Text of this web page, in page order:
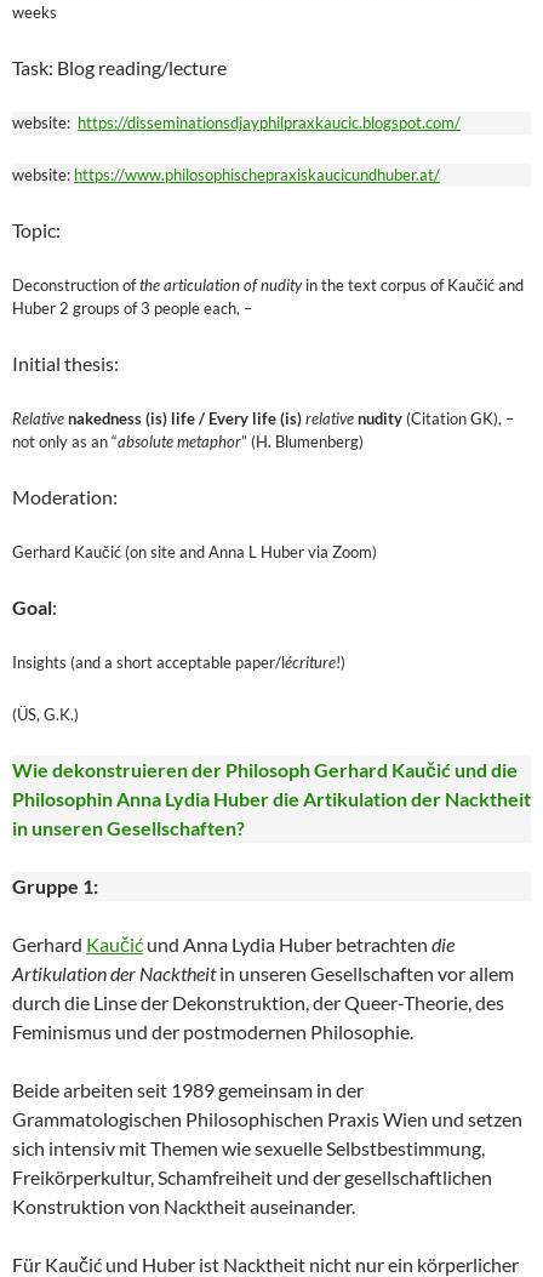
weeks
Task: Blog reading/lecture
website: https://disseminationsdjayphilpraxkaucic.blogspot.com/
website: https://www.philosophischepraxiskaucicundhuber.at/
Topic:
Deconstruction ofthe articulation of nudityin the text corpus of Kaučić and
Huber 2 groups of 3 people each, –
Initial thesis:
Relativenakedness (is) life / Every life (is)relativenudity (Citation GK), –
not only as an “absolute metaphor” (H. Blumenberg)
Moderation:
Gerhard Kaučić (on site and Anna L Huber via Zoom)
Goal:
Insights (and a short acceptable paper/lécriture!)
(ÜS, G.K.)
Wie dekonstruieren der Philosoph Gerhard Kaučić und die
Philosophin Anna Lydia Huber die Artikulation der Nacktheit
in unseren Gesellschaften?
Gruppe 1:
Gerhard Kaučić und Anna Lydia Huber betrachten die
Artikulation der Nacktheitin unseren Gesellschaften vor allem
durch die Linse der Dekonstruktion, der Queer-Theorie, des
Feminismus und der postmodernen Philosophie.
Beide arbeiten seit 1989 gemeinsam in der
Grammatologischen Philosophischen Praxis Wien und setzen
sich intensiv mit Themen wie sexuelle Selbstbestimmung,
Freikörperkultur, Schamfreiheit und der gesellschaftlichen
Konstruktion von Nacktheit auseinander.
Für Kaučić und Huber ist Nacktheit nicht nur ein körperlicher